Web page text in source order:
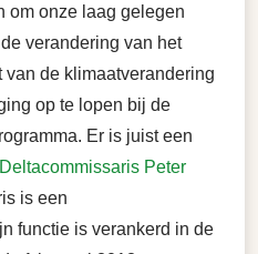
om onze laag gelegen
verandering van het
van de klimaatverandering
op te lopen bij de
Er is juist een
Deltacommissaris Peter
is een
functie is verankerd in de